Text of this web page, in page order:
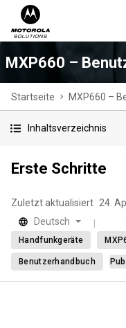
MXP660 –
Startseite MXP660 –
Inhaltsverzeichnis
Erste Schritte
Zuletzt aktualisiert 24.
Deutsch
Handfunkgeräte
Benutzerhandbuch